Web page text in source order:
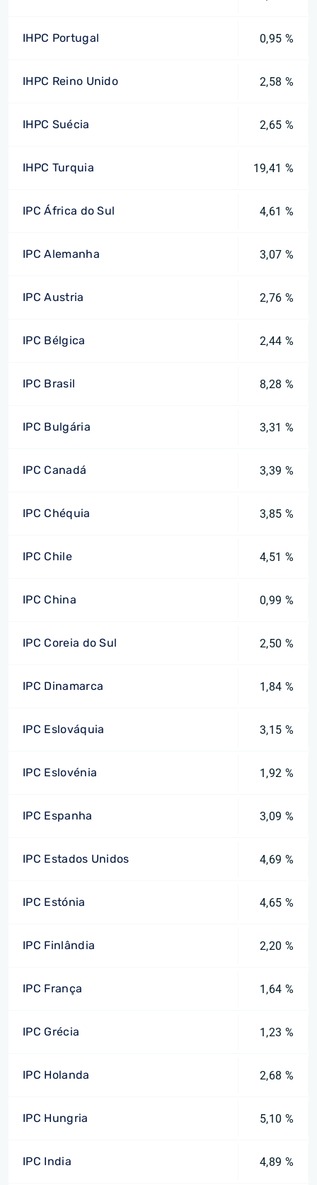
IHPC Portugal 0,95 %
IHPC Reino Unido 2,58 %
IHPC Suécia 2,65 %
IHPC Turquia 19,41 %
IPC África do Sul 4,61 %
IPC Alemanha 3,07 %
IPC Austria 2,76 %
IPC Bélgica 2,44 %
IPC Brasil 8,28 %
IPC Bulgária 3,31 %
IPC Canadá 3,39 %
IPC Chéquia 3,85 %
IPC Chile 4,51 %
IPC China 0,99 %
IPC Coreia do Sul 2,50 %
IPC Dinamarca 1,84 %
IPC Eslováquia 3,15 %
IPC Eslovénia 1,92 %
IPC Espanha 3,09 %
IPC Estados Unidos 4,69 %
IPC Estónia 4,65 %
IPC Finlândia 2,20 %
IPC França 1,64 %
IPC Grécia 1,23 %
IPC Holanda 2,68 %
IPC Hungria 5,10 %
IPC India 4,89 %